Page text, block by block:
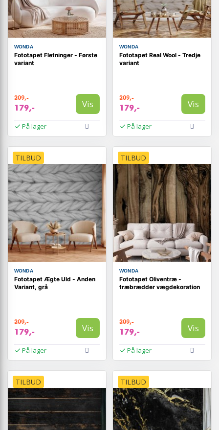
WONDA
Fototapet Fletninger - Første
variant
209,-
179,- Vis
På lager
WONDA
Fototapet Real Wool - Tredje
variant
209,-
179,- Vis
På lager
TILBUD
WONDA
Fototapet Ægte Uld - Anden
Variant, grå
209,-
179,- Vis
På lager
TILBUD
WONDA
Fototapet Oliventræ -
træbrædder vægdekoration
209,-
179,- Vis
På lager
TILBUD TILBUD